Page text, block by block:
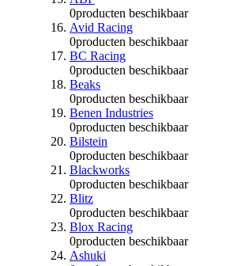
0producten beschikbaar
Avid Racing
0producten beschikbaar
BC Racing
0producten beschikbaar
Beaks
0producten beschikbaar
Benen Industries
0producten beschikbaar
Bilstein
0producten beschikbaar
Blackworks
0producten beschikbaar
Blitz
0producten beschikbaar
Blox Racing
0producten beschikbaar
Ashuki